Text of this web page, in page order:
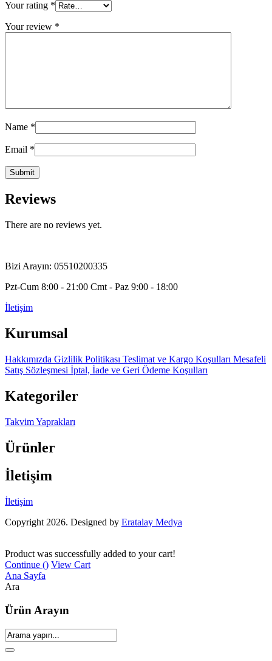
Your rating *
Your review *
Name *
Email *
Reviews
There are no reviews yet.
Bizi Arayın: 05510200335
Pzt-Cum 8:00 - 21:00 Cmt - Paz 9:00 - 18:00
İletişim
Kurumsal
Hakkımızda Gizlilik Politikası Teslimat ve Kargo Koşulları Mesafeli
Satış Sözleşmesi İptal, İade ve Geri Ödeme Koşulları
Kategoriler
Takvim Yaprakları
Ürünler
İletişim
İletişim
Copyright 2026. Designed by Eratalay Medya
Product was successfully added to your cart!
Continue () View Cart
Ana Sayfa
Ara
Ürün Arayın